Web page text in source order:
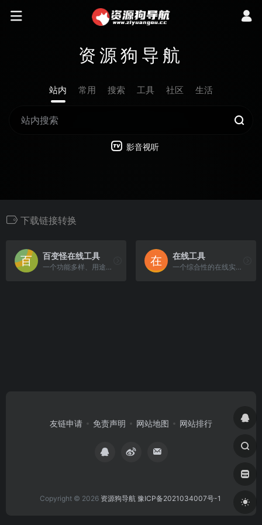
资源狗导航
站内 常用 搜索 工具 社区 生活
影音视听
下载链接转换
百变怪在线工具
一个功能多样、用途广泛的综合性网站，为用户提供了多种实用工具。
在线工具
一个综合性的在线实用工具平台。
友链申请 免责声明 网站地图 网站排行
Copyright © 2026 资源狗导航 豫ICP备2021034007号-1